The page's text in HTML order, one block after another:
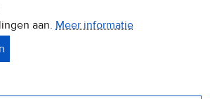
aan. Meer informatie